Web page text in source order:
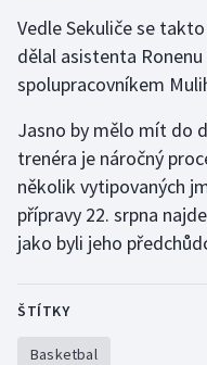
Triatlon
Veslování
Vodní slalom
Volejbal
Ostatní
Vedle Sekuliče se
dělal asistenta
spolupracovníkem
Jasno by mělo mít do
trenéra je náročný
několik vytipovaných
přípravy 22. srpna
jako byli jeho
ŠTÍTKY
Basketbal